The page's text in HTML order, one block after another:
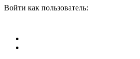
Войти как пользователь: